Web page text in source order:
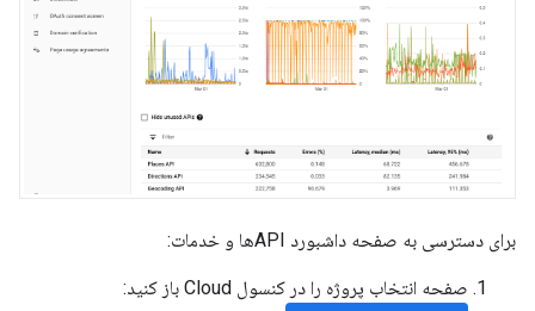
برای دسترسی به صفحه داشبورد APIها و خدمات:
صفحه انتخاب پروژه را در کنسول Cloud باز کنید: